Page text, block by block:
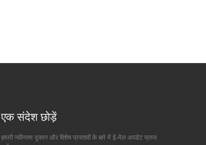
एक संदेश छोड़ें
हमारी नवीनतम दुकान और विशेष प्रस्तावों के बारे में ई-मेल अपडेट प्राप्त